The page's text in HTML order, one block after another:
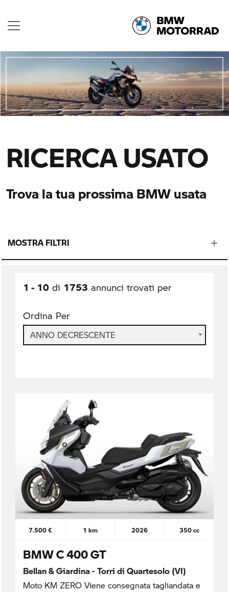
RICERCA USATO
Trova la tua prossima BMW usata
MOSTRA FILTRI
1 - 10 di 1753 annunci trovati per
Ordina Per
ANNO DECRESCENTE
7.500 € 1 km 2026 350 cc
BMW C 400 GT
Bellan & Giardina - Torri di Quartesolo (VI)
Moto KM ZERO Viene consegnata tagliandata e